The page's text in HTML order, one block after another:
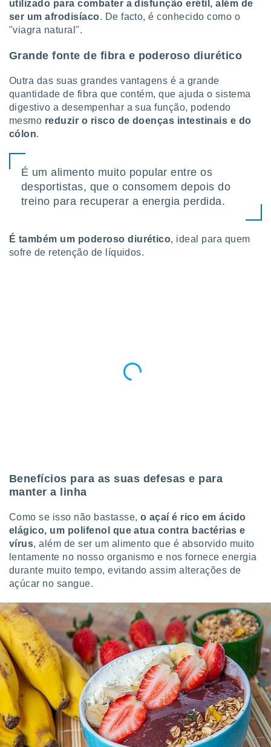
utilizar
medir
da
dos
de
e melhorar
dados
utilizado para combater a disfunção erétil, além de
ser um afrodisíaco. De facto, é conhecido como o
"viagra natural".
Grande fonte de fibra e poderoso diurético
Outra das suas grandes vantagens é a grande
quantidade de fibra que contém, que ajuda o sistema
digestivo a desempenhar a sua função, podendo
mesmo reduzir o risco de doenças intestinais e do
cólon.
É um alimento muito popular entre os
desportistas, que o consomem depois do
treino para recuperar a energia perdida.
É também um poderoso diurético, ideal para quem
sofre de retenção de líquidos.
Benefícios para as suas defesas e para
manter a linha
Como se isso não bastasse, o açaí é rico em ácido
elágico, um polifenol que atua contra bactérias e
vírus, além de ser um alimento que é absorvido muito
lentamente no nosso organismo e nos fornece energia
durante muito tempo, evitando assim alterações de
açúcar no sangue.